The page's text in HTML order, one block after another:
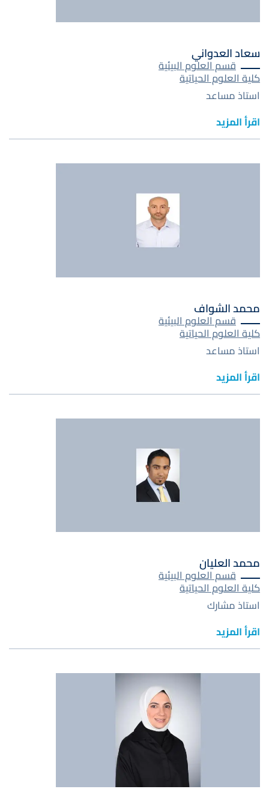
سعاد العدواني
قسم العلوم البيئية
كلية العلوم الحياتية
استاذ مساعد
اقرأ المزيد
محمد الشواف
قسم العلوم البيئية
كلية العلوم الحياتية
استاذ مساعد
اقرأ المزيد
محمد العليان
قسم العلوم البيئية
كلية العلوم الحياتية
استاذ مشارك
اقرأ المزيد